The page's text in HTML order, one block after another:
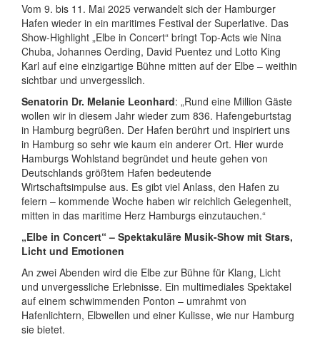
Vom 9. bis 11. Mai 2025 verwandelt sich der Hamburger
Hafen wieder in ein maritimes Festival der Superlative. Das
Show-Highlight „Elbe in Concert“ bringt Top-Acts wie Nina
Chuba, Johannes Oerding, David Puentez und Lotto King
Karl auf eine einzigartige Bühne mitten auf der Elbe – weithin
sichtbar und unvergesslich.
Senatorin Dr. Melanie Leonhard: „Rund eine Million Gäste
wollen wir in diesem Jahr wieder zum 836. Hafengeburtstag
in Hamburg begrüßen. Der Hafen berührt und inspiriert uns
in Hamburg so sehr wie kaum ein anderer Ort. Hier wurde
Hamburgs Wohlstand begründet und heute gehen von
Deutschlands größtem Hafen bedeutende
Wirtschaftsimpulse aus. Es gibt viel Anlass, den Hafen zu
feiern – kommende Woche haben wir reichlich Gelegenheit,
mitten in das maritime Herz Hamburgs einzutauchen.“
„Elbe in Concert“ – Spektakuläre Musik-Show mit Stars,
Licht und Emotionen
An zwei Abenden wird die Elbe zur Bühne für Klang, Licht
und unvergessliche Erlebnisse. Ein multimediales Spektakel
auf einem schwimmenden Ponton – umrahmt von
Hafenlichtern, Elbwellen und einer Kulisse, wie nur Hamburg
sie bietet.